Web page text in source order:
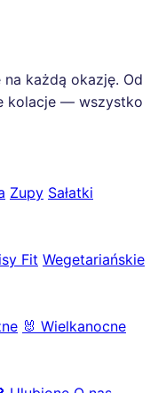
każdą okazję. Od
kolacje — wszystko
Zupy Sałatki
Fit Wegetariańskie
🐰 Wielkanocne